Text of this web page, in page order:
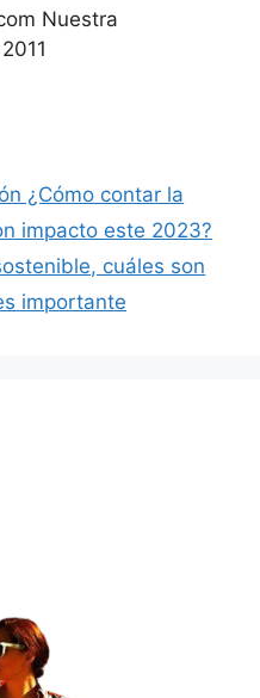
Nuestra
¿Cómo contar la
impacto este 2023?
cuáles son
importante